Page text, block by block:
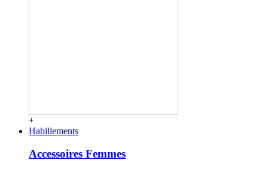
+
Habillements
Accessoires Femmes